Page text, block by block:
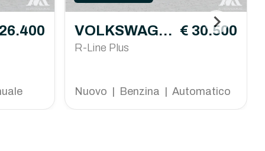
VOLKSWAGE
N T-Cross
R-Line Plus
€ 30.500
Nuovo | Benzina | Automatico